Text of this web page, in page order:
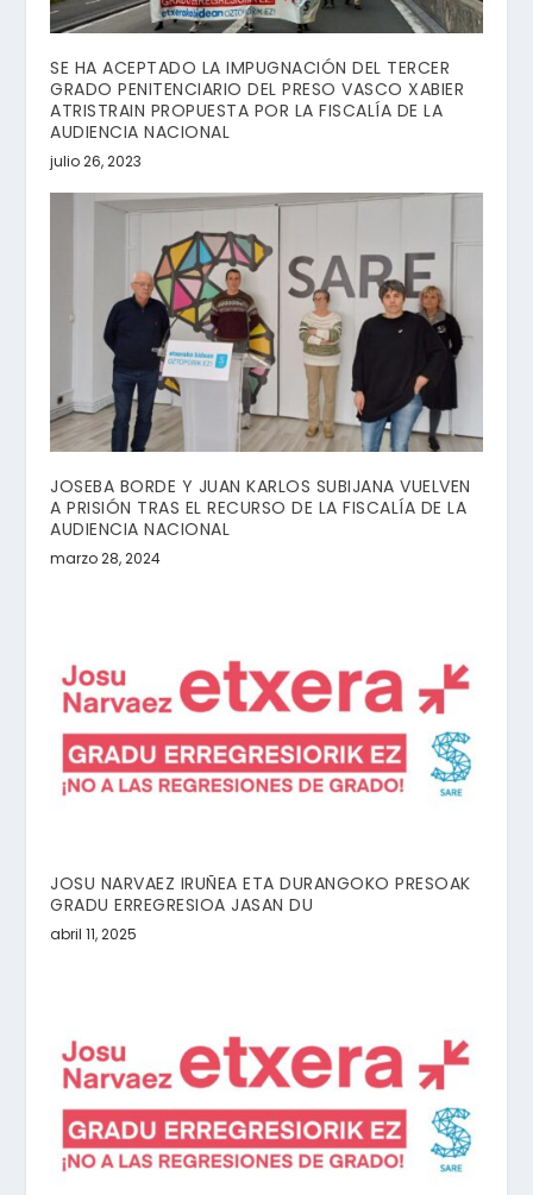
SE HA ACEPTADO LA IMPUGNACIÓN DEL TERCER
GRADO PENITENCIARIO DEL PRESO VASCO XABIER
ATRISTRAIN PROPUESTA POR LA FISCALÍA DE LA
AUDIENCIA NACIONAL
julio 26, 2023
JOSEBA BORDE Y JUAN KARLOS SUBIJANA VUELVEN
A PRISIÓN TRAS EL RECURSO DE LA FISCALÍA DE LA
AUDIENCIA NACIONAL
marzo 28, 2024
JOSU NARVAEZ IRUÑEA ETA DURANGOKO PRESOAK
GRADU ERREGRESIOA JASAN DU
abril 11, 2025